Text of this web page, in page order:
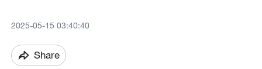
2025-05-15 03:40:40
Share